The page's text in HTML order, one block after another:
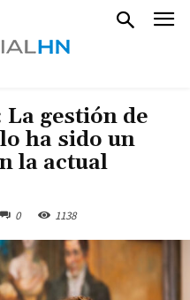
gestión de
ha sido un
la actual
0 1138